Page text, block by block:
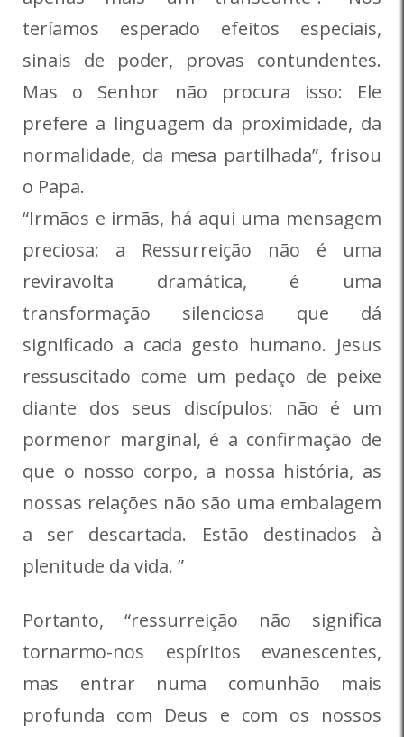
teríamos esperado efeitos especiais,
sinais de poder, provas contundentes.
Mas o Senhor não procura isso: Ele
prefere a linguagem da proximidade, da
normalidade, da mesa partilhada”, frisou
o Papa.
“Irmãos e irmãs, há aqui uma mensagem
preciosa: a Ressurreição não é uma
reviravolta dramática, é uma
transformação silenciosa que dá
significado a cada gesto humano. Jesus
ressuscitado come um pedaço de peixe
diante dos seus discípulos: não é um
pormenor marginal, é a confirmação de
que o nosso corpo, a nossa história, as
nossas relações não são uma embalagem
a ser descartada. Estão destinados à
plenitude da vida. ”
Portanto, “ressurreição não significa
tornarmo-nos espíritos evanescentes,
mas entrar numa comunhão mais
profunda com Deus e com os nossos